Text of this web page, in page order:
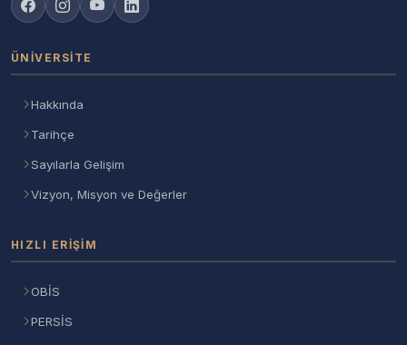
ÜNIVERSITE
Hakkında
Tarihçe
Sayılarla Gelişim
Vizyon, Misyon ve Değerler
HIZLI ERIŞIM
OBİS
PERSİS